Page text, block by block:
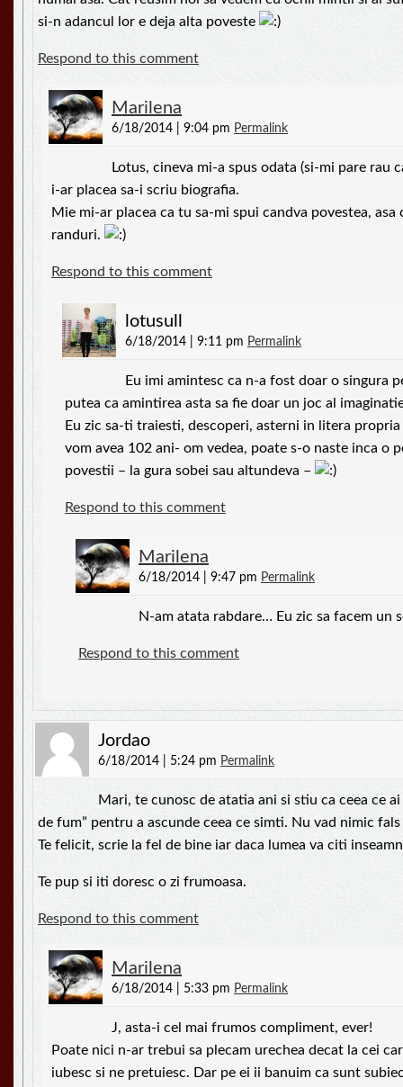
si-n adancul lor e deja alta poveste
Respond to this comment
Marilena
6/18/2014 | 9:04 pm Permalink
Lotus, cineva mi-a spus odata (si-mi pare rau
i-ar placea sa-i scriu biografia.
Mie mi-ar placea ca tu sa-mi spui candva povestea,
randuri.
Respond to this comment
lotusull
6/18/2014 | 9:11 pm Permalink
Eu imi amintesc ca n-a fost doar o singura
putea ca amintirea asta sa fie doar un joc al
Eu zic sa-ti traiesti, descoperi, asterni in litera
vom avea 102 ani- om vedea, poate s-o naste inca o
povestii – la gura sobei sau altundeva –
Respond to this comment
Marilena
6/18/2014 | 9:47 pm Permalink
N-am atata rabdare… Eu zic sa facem un
Respond to this comment
Jordao
6/18/2014 | 5:24 pm Permalink
Mari, te cunosc de atatia ani si stiu ca ceea ce
de fum” pentru a ascunde ceea ce simti. Nu vad nimic
Te felicit, scrie la fel de bine iar daca lumea va citi
Te pup si iti doresc o zi frumoasa.
Respond to this comment
Marilena
6/18/2014 | 5:33 pm Permalink
J, asta-i cel mai frumos compliment, ever!
Poate nici n-ar trebui sa plecam urechea decat la cei
iubesc si ne pretuiesc. Dar pe ei ii banuim ca sunt